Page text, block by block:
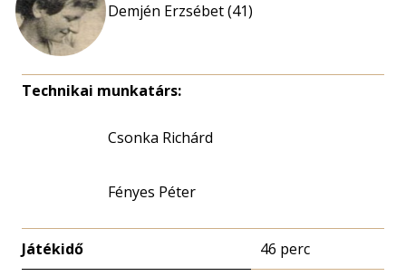
Demjén Erzsébet (41)
Technikai munkatárs:
Csonka Richárd
Fényes Péter
Játékidő 46 perc